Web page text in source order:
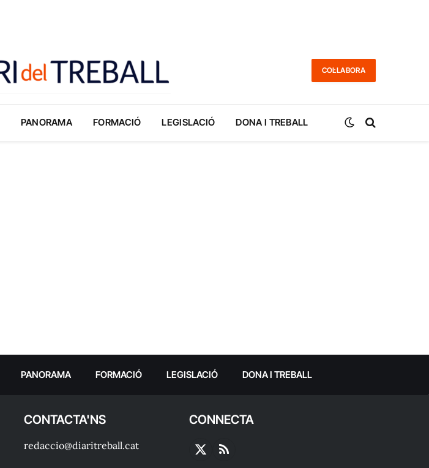
COL·LABORA
PANORAMA FORMACIÓ LEGISLACIÓ DONA I TREBALL
PANORAMA FORMACIÓ LEGISLACIÓ DONA I TREBALL
CONTACTA'NS
redaccio@diaritreball.cat
CONNECTA
X
RSS